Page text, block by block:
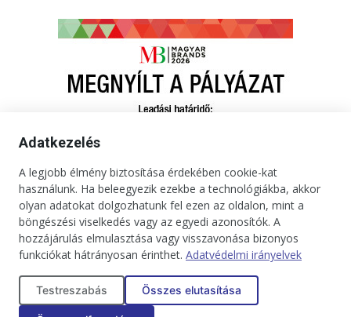
Kapcsolat Impresszum Médiaajánlat
Jogi tudnivalók
Adatkezelési tájékoztató
Adatkezelés
A legjobb élmény biztosítása érdekében cookie-kat
használunk. Ha beleegyezik ezekbe a technológiákba, akkor
olyan adatokat dolgozhatunk fel ezen az oldalon, mint a
böngészési viselkedés vagy az egyedi azonosítók. A
hozzájárulás elmulasztása vagy visszavonása bizonyos
funkciókat hátrányosan érinthet. Adatvédelmi irányelvek
Testreszabás Összes elutasítása